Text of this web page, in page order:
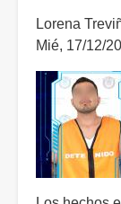
de
un
en
de
Lorena
Mié, 17/12/